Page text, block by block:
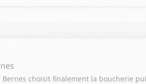
choisit finalement la boucherie